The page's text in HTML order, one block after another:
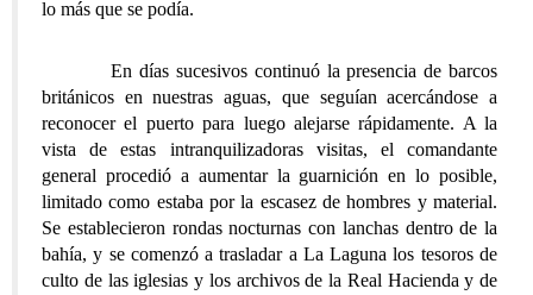
lo más que se podía.
En días sucesivos continuó la presencia de barcos
británicos en nuestras aguas, que seguían acercándose a
reconocer el puerto para luego alejarse rápidamente. A la
vista de estas intranquilizadoras visitas, el comandante
general procedió a aumentar la guarnición en lo posible,
limitado como estaba por la escasez de hombres y material.
Se establecieron rondas nocturnas con lanchas dentro de la
bahía, y se comenzó a trasladar a La Laguna los tesoros de
culto de las iglesias y los archivos de la Real Hacienda y de